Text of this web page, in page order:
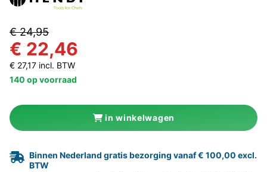
€ 24,95
€ 22,46
€ 27,17 incl. BTW
140 op voorraad
in winkelwagen
Binnen Nederland gratis bezorging vanaf € 100,00 excl.
BTW